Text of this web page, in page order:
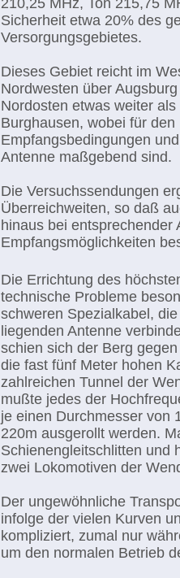
210,25 MHz, Ton 215,75
Sicherheit etwa 20% des
Versorgungsgebietes.
Dieses Gebiet reicht im
Nordwesten über
Nordosten etwas weiter
Burghausen, wobei für
Empfangsbedingungen
Antenne maßgebend sind.
Die Versuchssendungen
Überreichweiten, so daß
hinaus bei
Empfangsmöglichkeiten
Die Errichtung des
technische Probleme
schweren Spezialkabel,
liegenden Antenne
schien sich der Berg
die fast fünf Meter hohen
zahlreichen Tunnel der
mußte jedes der
je einen Durchmesser von
220m ausgerollt werden.
Schienengleitschlitten und
zwei Lokomotiven der
Der ungewöhnliche
infolge der vielen Kurven
kompliziert, zumal nur
um den normalen Betrieb